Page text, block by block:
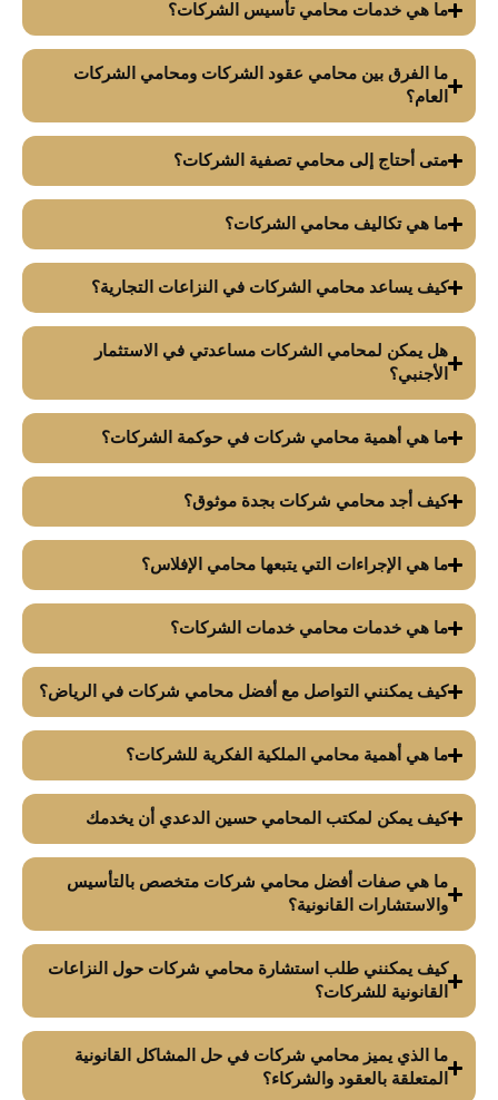
ما هي خدمات محامي تأسيس الشركات؟
ما الفرق بين محامي عقود الشركات ومحامي الشركات
العام؟
متى أحتاج إلى محامي تصفية الشركات؟
ما هي تكاليف محامي الشركات؟
كيف يساعد محامي الشركات في النزاعات التجارية؟
هل يمكن لمحامي الشركات مساعدتي في الاستثمار
الأجنبي؟
ما هي أهمية محامي شركات في حوكمة الشركات؟
كيف أجد محامي شركات بجدة موثوق؟
ما هي الإجراءات التي يتبعها محامي الإفلاس؟
ما هي خدمات محامي خدمات الشركات؟
كيف يمكنني التواصل مع أفضل محامي شركات في الرياض؟
ما هي أهمية محامي الملكية الفكرية للشركات؟
كيف يمكن لمكتب المحامي حسين الدعدي أن يخدمك
ما هي صفات أفضل محامي شركات متخصص بالتأسيس
والاستشارات القانونية؟
كيف يمكنني طلب استشارة محامي شركات حول النزاعات
القانونية للشركات؟
ما الذي يميز محامي شركات في حل المشاكل القانونية
المتعلقة بالعقود والشركاء؟